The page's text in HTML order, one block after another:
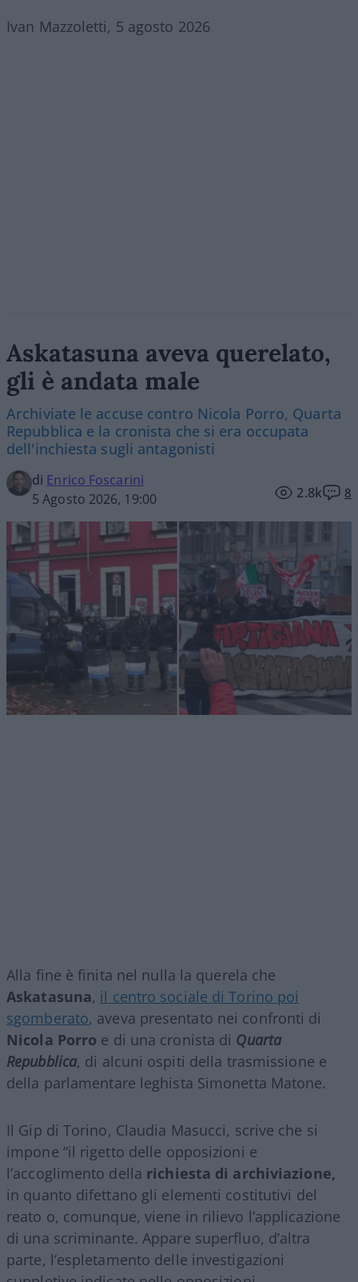
Ivan Mazzoletti, 5 agosto 2026
Askatasuna aveva querelato,
gli è andata male
Archiviate le accuse contro Nicola Porro, Quarta
Repubblica e la cronista che si era occupata
dell'inchiesta sugli antagonisti
di Enrico Foscarini
5 Agosto 2026, 19:00
2.8k 8
Alla fine è finita nel nulla la querela che
Askatasuna, il centro sociale di Torino poi
sgomberato, aveva presentato nei confronti di
Nicola Porro e di una cronista di Quarta
Repubblica, di alcuni ospiti della trasmissione e
della parlamentare leghista Simonetta Matone.
Il Gip di Torino, Claudia Masucci, scrive che si
impone “il rigetto delle opposizioni e
l’accoglimento della richiesta di archiviazione,
in quanto difettano gli elementi costitutivi del
reato o, comunque, viene in rilievo l’applicazione
di una scriminante. Appare superfluo, d’altra
parte, l’espletamento delle investigazioni